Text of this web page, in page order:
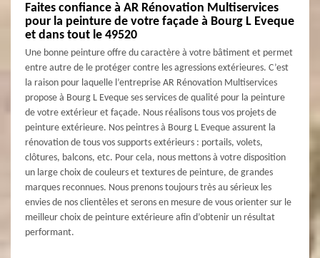
Faites confiance à AR Rénovation Multiservices
pour la peinture de votre façade à Bourg L Eveque
et dans tout le 49520
Une bonne peinture offre du caractère à votre bâtiment et permet
entre autre de le protéger contre les agressions extérieures. C’est
la raison pour laquelle l’entreprise AR Rénovation Multiservices
propose à Bourg L Eveque ses services de qualité pour la peinture
de votre extérieur et façade. Nous réalisons tous vos projets de
peinture extérieure. Nos peintres à Bourg L Eveque assurent la
rénovation de tous vos supports extérieurs : portails, volets,
clôtures, balcons, etc. Pour cela, nous mettons à votre disposition
un large choix de couleurs et textures de peinture, de grandes
marques reconnues. Nous prenons toujours très au sérieux les
envies de nos clientèles et serons en mesure de vous orienter sur le
meilleur choix de peinture extérieure afin d’obtenir un résultat
performant.